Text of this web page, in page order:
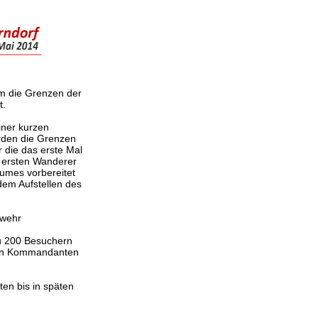
die Grenzen der
kurzen
die Grenzen
die das erste Mal
Wanderer
vorbereitet
Aufstellen des
200 Besuchern
Kommandanten
bis in späten